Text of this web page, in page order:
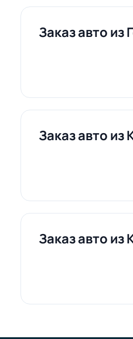
Заказ авто из
Заказ авто из
Заказ авто из